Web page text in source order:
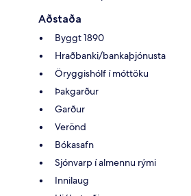
Aðstaða
Byggt 1890
Hraðbanki/bankaþjónusta
Öryggishólf í móttöku
Þakgarður
Garður
Verönd
Bókasafn
Sjónvarp í almennu rými
Innilaug